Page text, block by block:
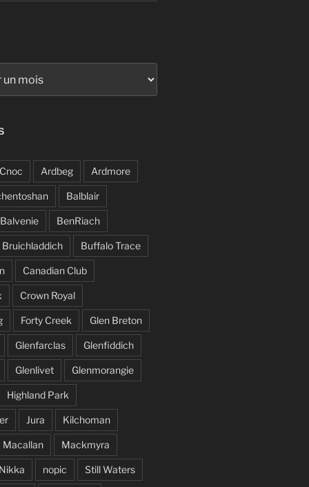
Ardbeg Ardmore
Balblair
Balvenie BenRiach
Bruichladdich Buffalo Trace
Canadian Club
Crown Royal
Forty Creek Glen Breton
Glenfarclas Glenfiddich
Glenlivet Glenmorangie
Highland Park
Jura Kilchoman
Macallan Mackmyra
nopic Still Waters